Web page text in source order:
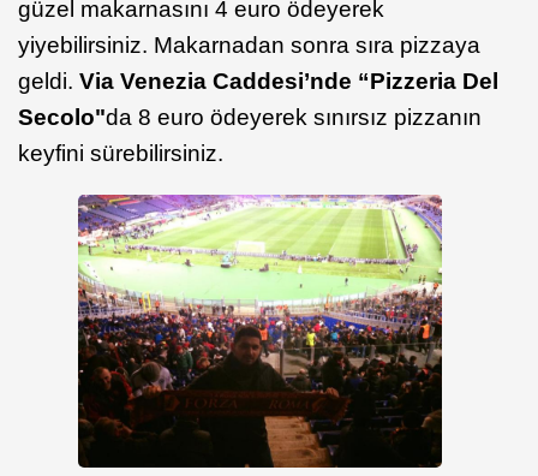
güzel makarnasını 4 euro ödeyerek
yiyebilirsiniz. Makarnadan sonra sıra pizzaya
geldi. Via Venezia Caddesi’nde “Pizzeria Del
Secolo"da 8 euro ödeyerek sınırsız pizzanın
keyfini sürebilirsiniz.